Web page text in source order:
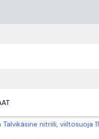
nitriili, viiltosuoja 11